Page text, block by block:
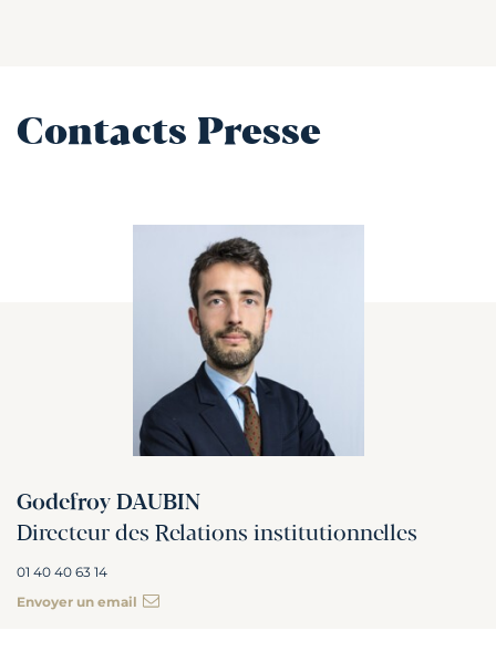
Contacts Presse
Godefroy DAUBIN
Directeur des Relations institutionnelles
01 40 40 63 14
Envoyer un email